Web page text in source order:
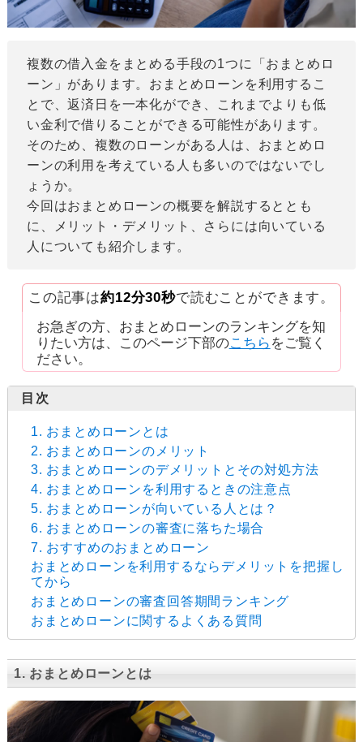
複数の借入金をまとめる手段の1つに「おまとめロ
ーン」があります。おまとめローンを利用するこ
とで、返済日を一本化ができ、これまでよりも低
い金利で借りることができる可能性があります。
そのため、複数のローンがある人は、おまとめロ
ーンの利用を考えている人も多いのではないでし
ょうか。
今回はおまとめローンの概要を解説するととも
に、メリット・デメリット、さらには向いている
人についても紹介します。
この記事は約12分30秒で読むことができます。
お急ぎの方、おまとめローンのランキングを知
りたい方は、このページ下部のこちら をご覧く
ださい。
1. おまとめローンとは
2. おまとめローンのメリット
3. おまとめローンのデメリットとその対処方法
4. おまとめローンを利用するときの注意点
5. おまとめローンが向いている人とは？
6. おまとめローンの審査に落ちた場合
7. おすすめのおまとめローン
おまとめローンを利用するならデメリットを把握し
てから
おまとめローンの審査回答期間ランキング
おまとめローンに関するよくある質問
1. おまとめローンとは